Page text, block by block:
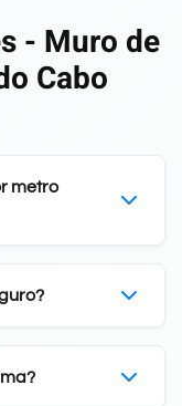
- Muro de
Cabo
metro